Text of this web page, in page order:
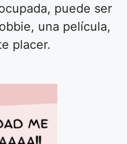
puede ser
una película,
placer.